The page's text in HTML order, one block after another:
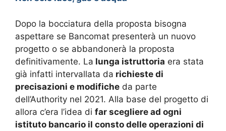
Dopo la bocciatura della proposta bisogna
aspettare se Bancomat presenterà un nuovo
progetto o se abbandonerà la proposta
definitivamente. La lunga istruttoria era stata
già infatti intervallata da richieste di
precisazioni e modifiche da parte
dell’Authority nel 2021. Alla base del progetto di
allora c’era l’idea di far scegliere ad ogni
istituto bancario il consto delle operazioni di